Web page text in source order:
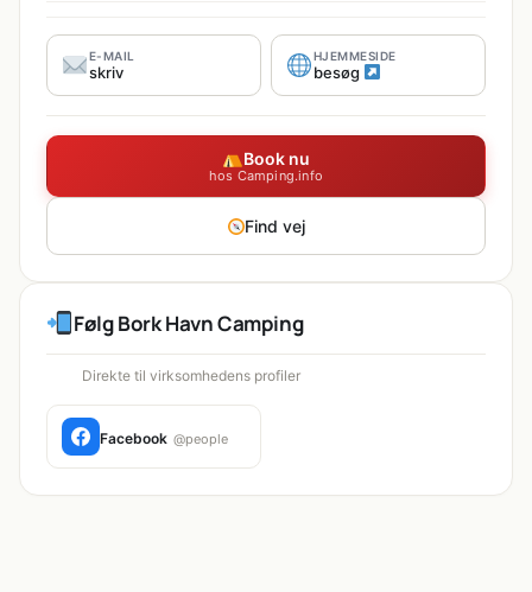
E-MAIL
skriv
HJEMMESIDE
besøg
Book nu
hos Camping.info
Find vej
Følg Bork Havn Camping
Direkte til virksomhedens profiler
Facebook @people